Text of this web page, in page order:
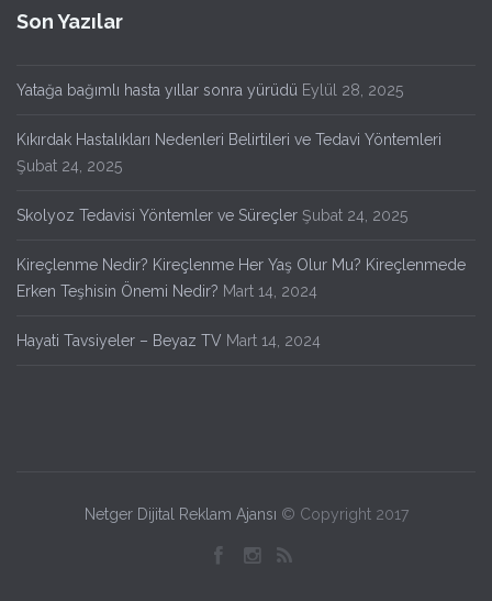
Son Yazılar
Yatağa bağımlı hasta yıllar sonra yürüdü Eylül 28, 2025
Kıkırdak Hastalıkları Nedenleri Belirtileri ve Tedavi Yöntemleri
Şubat 24, 2025
Skolyoz Tedavisi Yöntemler ve Süreçler Şubat 24, 2025
Kireçlenme Nedir? Kireçlenme Her Yaş Olur Mu? Kireçlenmede
Erken Teşhisin Önemi Nedir? Mart 14, 2024
Hayati Tavsiyeler – Beyaz TV Mart 14, 2024
Netger Dijital Reklam Ajansı © Copyright 2017